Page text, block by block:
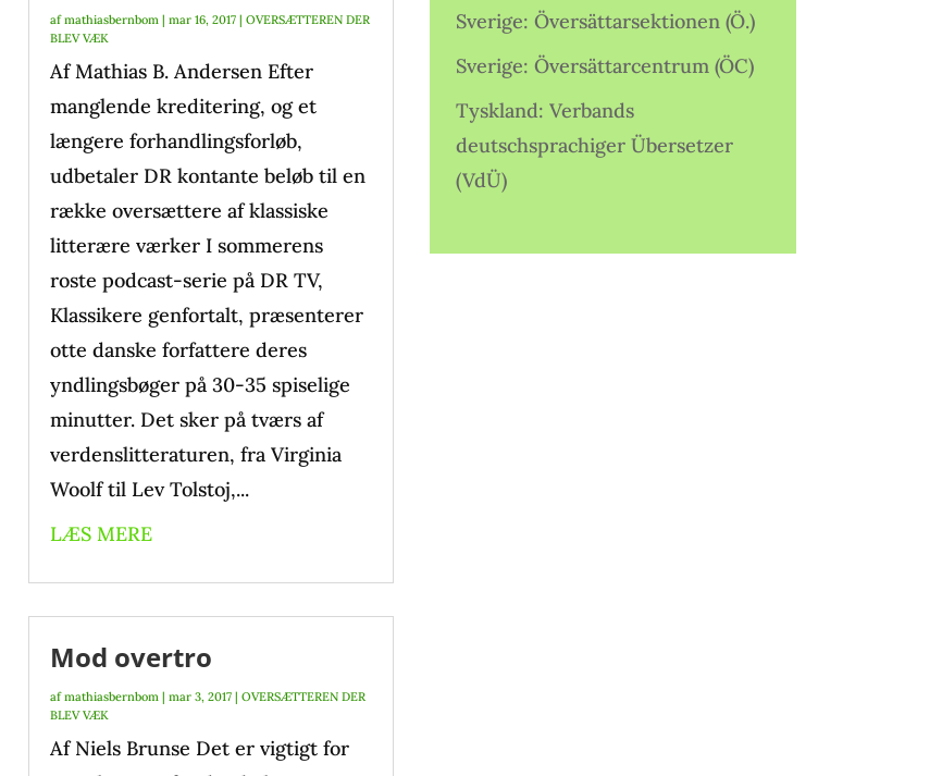
afmathiasbernbom| mar 16, 2017| OVERSÆTTEREN DER
BLEV VÆK
Af Mathias B. Andersen Efter
manglende kreditering, og et
længere forhandlingsforløb,
udbetaler DR kontante beløb til en
række oversættere af klassiske
litterære værker I sommerens
roste podcast-serie på DR TV,
Klassikere genfortalt, præsenterer
otte danske forfattere deres
yndlingsbøger på 30-35 spiselige
minutter. Det sker på tværs af
verdenslitteraturen, fra Virginia
Woolf til Lev Tolstoj,...
LÆS MERE
Mod overtro
afmathiasbernbom| mar 3, 2017| OVERSÆTTEREN DER
BLEV VÆK
Af Niels Brunse Det er vigtigt for
Sverige: Översättarsektionen (Ö.)
Sverige: Översättarcentrum (ÖC)
Tyskland: Verbands
deutschsprachiger Übersetzer
(VdÜ)